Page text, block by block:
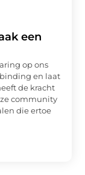
een
op ons
en laat
de kracht
community
die ertoe